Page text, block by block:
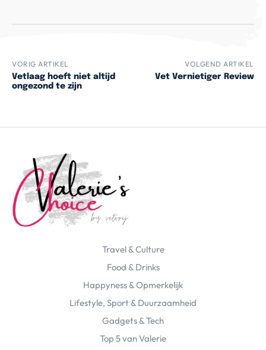
VORIG ARTIKEL
Vetlaag hoeft niet altijd
ongezond te zijn
VOLGEND ARTIKEL
Vet Vernietiger Review
Travel & Culture
Food & Drinks
Happyness & Opmerkelijk
Lifestyle, Sport & Duurzaamheid
Gadgets & Tech
Top 5 van Valerie